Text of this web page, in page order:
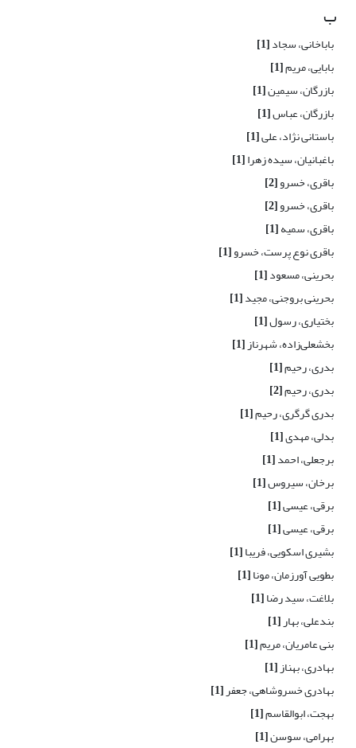
ب
باباخانی، سجاد[1]
بابایی، مریم[1]
بازرگان، سیمین[1]
بازرگان، عباس[1]
باستانی نژاد، علی[1]
باغبانیان، سیده زهرا[1]
باقری، خسرو[2]
باقری، خسرو[2]
باقری، سمیه[1]
باقری نوع پرست، خسرو[1]
بحرینی، مسعود[1]
بحرینی بروجنی، مجید[1]
بختیاری، رسول[1]
بخشعلی‌زاده، شهرناز[1]
بدری، رحیم[1]
بدری، رحیم[2]
بدری گرگری، رحیم[1]
بدلی، مهدی[1]
برجعلی، احمد[1]
برخان، سیروس[1]
برقی، عیسی[1]
برقی، عیسی[1]
بشیری اسکویی، فریبا[1]
بطویی آورزمان، مونا[1]
بلاغت، سید رضا[1]
بندعلی، بهار[1]
بنی عامریان، مریم[1]
بهادری، بهناز[1]
بهادری خسروشاهی، جعفر[1]
بهجت، ابوالقاسم[1]
بهرامی، سوسن[1]